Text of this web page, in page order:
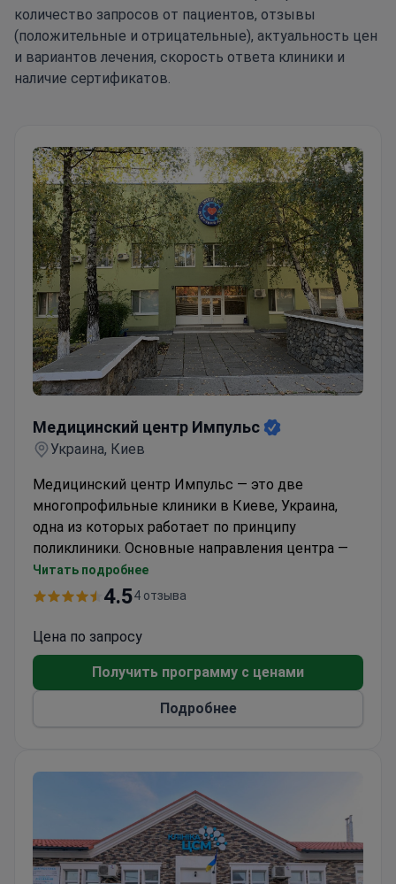
количество запросов от пациентов, отзывы
(положительные и отрицательные), актуальность цен
и вариантов лечения, скорость ответа клиники и
наличие сертификатов.
Медицинский центр Импульс
Украина, Киев
Медицинский центр Импульс — это две
многопрофильные клиники в Киеве, Украина,
одна из которых работает по принципу
поликлиники. Основные направления центра —
неотложная помощь (вызов скорой помощи на
дом), диагностика, терапия, неврология,
травм, операций), а также паллиативная помощь
(поддерживающая терапия). Прием ведут
опытные профильные доктора — их стаж
составляет не менее 15 лет.
Клиника оснащена необходимым
имеются точки подачи кислорода, аппараты
ИВЛ. Каждая из клиник имеет собственную
лабораторию, так что пациенты оперативно
получают результаты анализов и обследований.
В каждой клинике имеется свой собственный
Читать подробнее
4.54 отзыва
Цена по запросу
Получить программу с ценами
Подробнее